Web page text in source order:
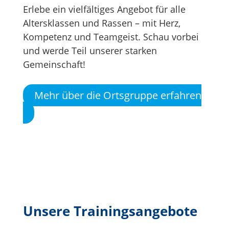
Erlebe ein vielfältiges Angebot für alle
Altersklassen und Rassen – mit Herz,
Kompetenz und Teamgeist. Schau vorbei
und werde Teil unserer starken
Gemeinschaft!
Mehr über die Ortsgruppe erfahren
Unsere Trainingsangebote